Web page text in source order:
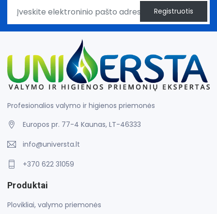
Registruotis
Profesionalios valymo ir higienos priemonės
Europos pr. 77-4 Kaunas, LT-46333
info@universta.lt
+370 622 31059
Produktai
Plovikliai, valymo priemonės